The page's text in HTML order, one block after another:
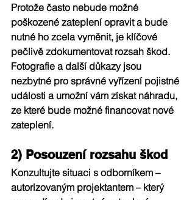
Protože často nebude možné
poškozené zateplení opravit a bude
nutné ho zcela vyměnit, je klíčové
pečlivě zdokumentovat rozsah škod.
Fotografie a další důkazy jsou
nezbytné pro správné vyřízení pojistné
události a umožní vám získat náhradu,
ze které bude možné financovat nové
zateplení.
2) Posouzení rozsahu škod
Konzultujte situaci s odborníkem –
autorizovaným projektantem – který